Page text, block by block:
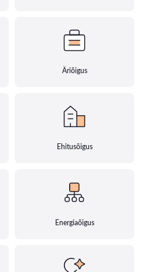
Äriõigus
Ehitusõigus
Energiaõigus